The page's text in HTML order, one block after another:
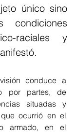
único sino
raciales y
conduce a
por partes, de
situadas y
ocurrió en el
armado, en el